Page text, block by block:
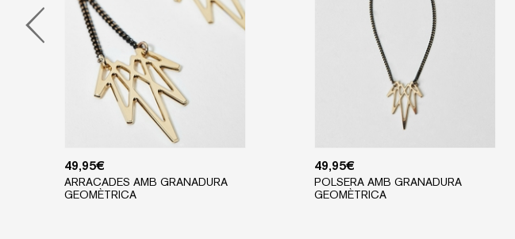
49,95€
ARRACADES AMB GRANADURA
GEOMÈTRICA
49,95€
POLSERA AMB GRANADURA
GEOMÈTRICA